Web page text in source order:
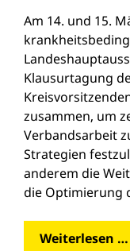
Am 14. und 15.
Klausurtagung
zusammen, um
Verbandsarbeit
Strategien
anderem die
die Optimierung
Weiterlesen …